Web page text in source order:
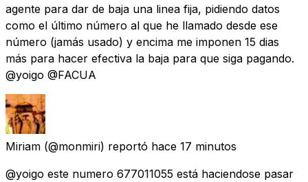
agente para dar de baja una linea fija, pidiendo datos
como el último número al que he llamado desde ese
número (jamás usado) y encima me imponen 15 dias
más para hacer efectiva la baja para que siga pagando.
@yoigo @FACUA
Miriam (@monmiri) reportó hace 17 minutos
@yoigo este numero 677011055 está haciendose pasar